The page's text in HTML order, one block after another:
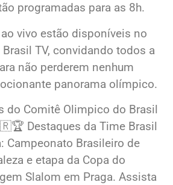
programadas para as 8h.
vivo estão disponíveis no
Brasil TV, convidando todos a
não perderem nenhum
panorama olímpico.
do Comitê Olimpico do Brasil
Destaques da Time Brasil
Campeonato Brasileiro de
e etapa da Copa do
Slalom em Praga. Assista